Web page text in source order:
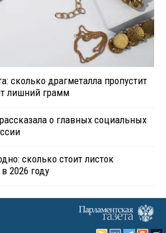
сколько драгметалла пропустит
лишний грамм
о главных социальных
сколько стоит листок
2026 году